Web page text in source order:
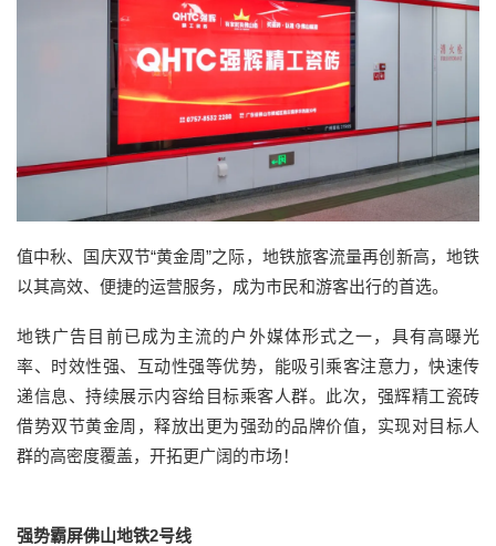
值中秋、国庆双节“黄金周”之际，地铁旅客流量再创新高，地铁
以其高效、便捷的运营服务，成为市民和游客出行的首选。
地铁广告目前已成为主流的户外媒体形式之一，具有高曝光
率、时效性强、互动性强等优势，能吸引乘客注意力，快速传
递信息、持续展示内容给目标乘客人群。此次，强辉精工瓷砖
借势双节黄金周，释放出更为强劲的品牌价值，实现对目标人
群的高密度覆盖，开拓更广阔的市场！
强势霸屏佛山地铁2号线